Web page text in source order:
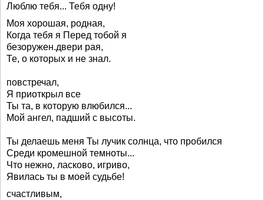
Люблю тебя... Тебя одну!
Моя хорошая, родная,
Когда тебя я Перед тобой я
безоружен.двери рая,
Те, о которых и не знал.
повстречал,
Я приоткрыл все
Ты та, в которую влюбился...
Мой ангел, падший с высоты.
Ты делаешь меня Ты лучик солнца, что пробился
Среди кромешной темноты...
Что нежно, ласково, игриво,
Явилась ты в моей судьбе!
счастливым,